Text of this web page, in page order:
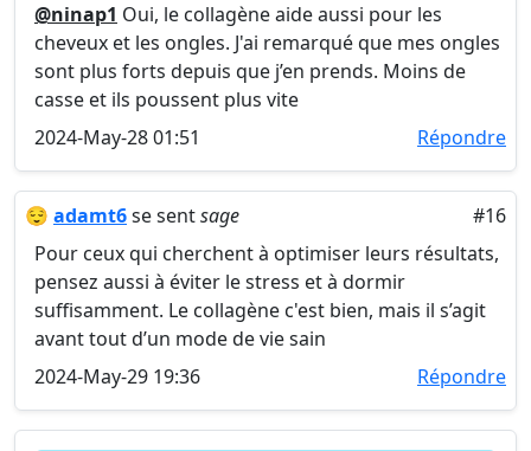
@ninap1 Oui, le collagène aide aussi pour les
cheveux et les ongles. J'ai remarqué que mes ongles
sont plus forts depuis que j’en prends. Moins de
casse et ils poussent plus vite
2024-May-28 01:51
Répondre
😌 adamt6se sentsage
#16
Pour ceux qui cherchent à optimiser leurs résultats,
pensez aussi à éviter le stress et à dormir
suffisamment. Le collagène c'est bien, mais il s’agit
avant tout d’un mode de vie sain
2024-May-29 19:36
Répondre